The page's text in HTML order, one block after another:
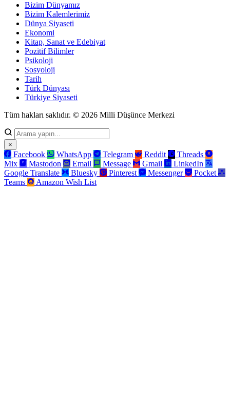
Bizim Dünyamız
Bizim Kalemlerimiz
Dünya Siyaseti
Ekonomi
Kitap, Sanat ve Edebiyat
Pozitif Bilimler
Psikoloji
Sosyoloji
Tarih
Türk Dünyası
Türkiye Siyaseti
Tüm hakları saklıdır. © 2026 Milli Düşünce Merkezi
×
Facebook WhatsApp Telegram Reddit
Threads
Mix
Mastodon Email Message Gmail
LinkedIn
Google Translate
Bluesky Pinterest Messenger
Pocket
Teams
Amazon Wish List